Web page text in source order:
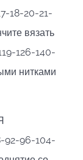
18-20-21-
вязать
126-140-
нитками
96-104-